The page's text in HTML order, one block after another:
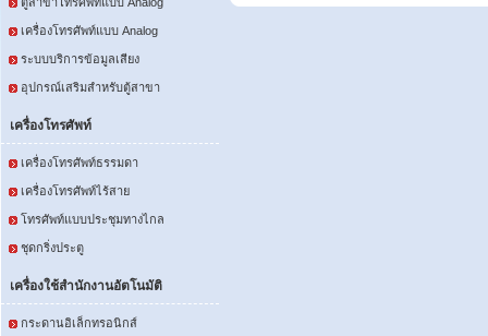
เครื่องโทรศัพท์แบบ Analog
ระบบบริการข้อมูลเสียง
อุปกรณ์เสริมสำหรับตู้สาขา
เครื่องโทรศัพท์
เครื่องโทรศัพท์ธรรมดา
เครื่องโทรศัพท์ไร้สาย
โทรศัพท์แบบประชุมทางไกล
ชุดกริ่งประตู
เครื่องใช้สำนักงานอัตโนมัติ
กระดานอิเล็กทรอนิกส์